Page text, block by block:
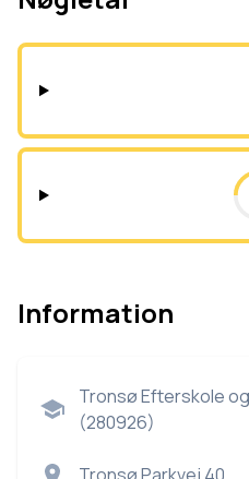
Information
Tronsø Efterskole
(280926)